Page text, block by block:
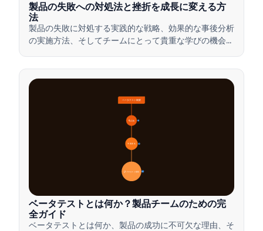
製品の失敗への対処法と挫折を成長に変える方
法
製品の失敗に対処する実践的な戦略、効果的な事後分析
の実施方法、そしてチームにとって貴重な学びの機会に
🔍 定義 4
🎯 重要性
📋 プロセスと種類
ベータテスト概要
ベータテストとは何か？製品チームのための完
全ガイド
ベータテストとは何か、製品の成功に不可欠な理由、そ